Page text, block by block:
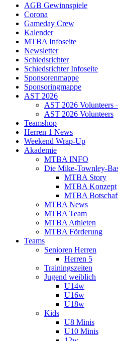
AGB Gewinnspiele
Corona
Gameday Crew
Kalender
MTBA Infoseite
Newsletter
Schiedsrichter
Schiedsrichter Infoseite
Sponsorenmappe
Sponsoringmappe
AST 2026
AST 2026 Volunteers
AST 2026 Volunteers
Teamshop
Herren 1 News
Weekend Wrap-Up
Akademie
MTBA INFO
Die Mike-Townley-
MTBA Story
MTBA Konzept
MTBA
MTBA News
MTBA Team
MTBA Athleten
MTBA Förderung
Teams
Senioren Herren
Herren 5
Trainingszeiten
Jugend weiblich
U14w
U16w
U18w
Kids
U8 Minis
U10 Minis